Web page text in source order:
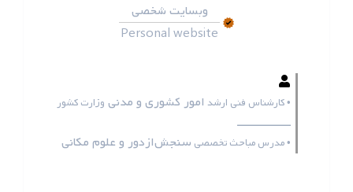
وبسایت شخصی
Personal website
• کارشناس فنی ارشد امور کشوری و مدنی وزارت کشور
ـــــــــــــــــ
• مدرس مباحث تخصصی سنجش‌ازدور و علوم مکانی